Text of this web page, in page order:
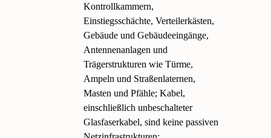
Kontrollkammern,
Einstiegsschächte, Verteilerkästen,
Gebäude und Gebäudeeingänge,
Antennenanlagen und
Trägerstrukturen wie Türme,
Ampeln und Straßenlaternen,
Masten und Pfähle; Kabel,
einschließlich unbeschalteter
Glasfaserkabel, sind keine passiven